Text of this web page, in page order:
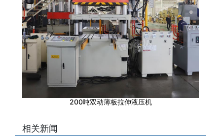
200吨双动薄板拉伸液压机
相关新闻